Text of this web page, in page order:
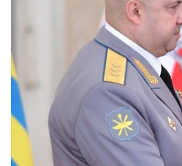
командующего
Об этом сообщают
По данным из открытых
группировкой российских
воздушно-космическими
Как
указывает
портал
южной группировкой
Горском Луганской области.